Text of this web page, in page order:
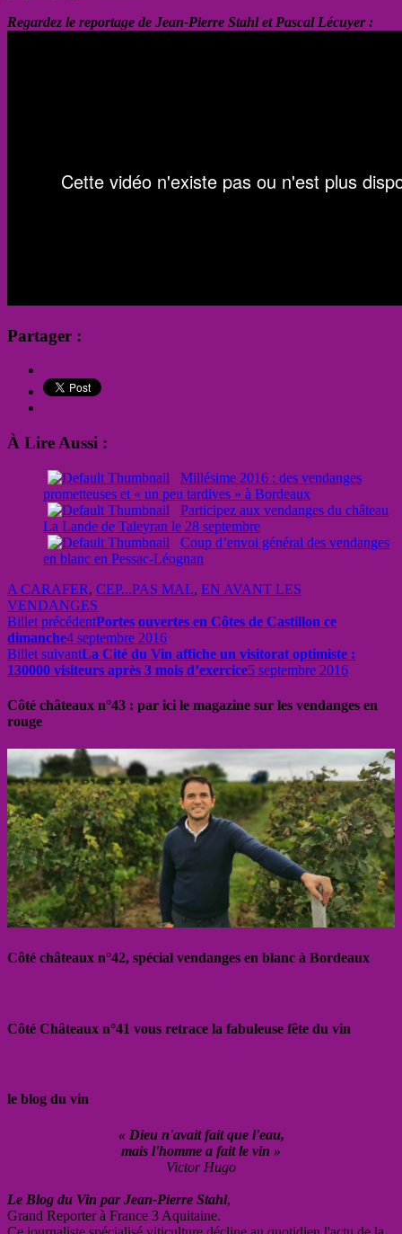
Regardez le reportage de Jean-Pierre Stahl et Pascal Lécuyer :
Partager :
À Lire Aussi :
Millésime 2016 : des vendanges
prometteuses et « un peu tardives » à Bordeaux
Participez aux vendanges du château
La Lande de Taleyran le 28 septembre
Coup d’envoi général des vendanges
en blanc en Pessac-Léognan
A CARAFER, CEP...PAS MAL, EN AVANT LES
VENDANGES
Billet précédentPortes ouvertes en Côtes de Castillon ce
dimanche4 septembre 2016
Billet suivantLa Cité du Vin affiche un visitorat optimiste :
130000 visiteurs après 3 mois d’exercice5 septembre 2016
Côté châteaux n°43 : par ici le magazine sur les vendanges en
rouge
Côté châteaux n°42, spécial vendanges en blanc à Bordeaux
Côté Châteaux n°41 vous retrace la fabuleuse fête du vin
le blog du vin
« Dieu n'avait fait que l'eau,
mais l'homme a fait le vin »
Victor Hugo
Le Blog du Vin par Jean-Pierre Stahl,
Grand Reporter à France 3 Aquitaine.